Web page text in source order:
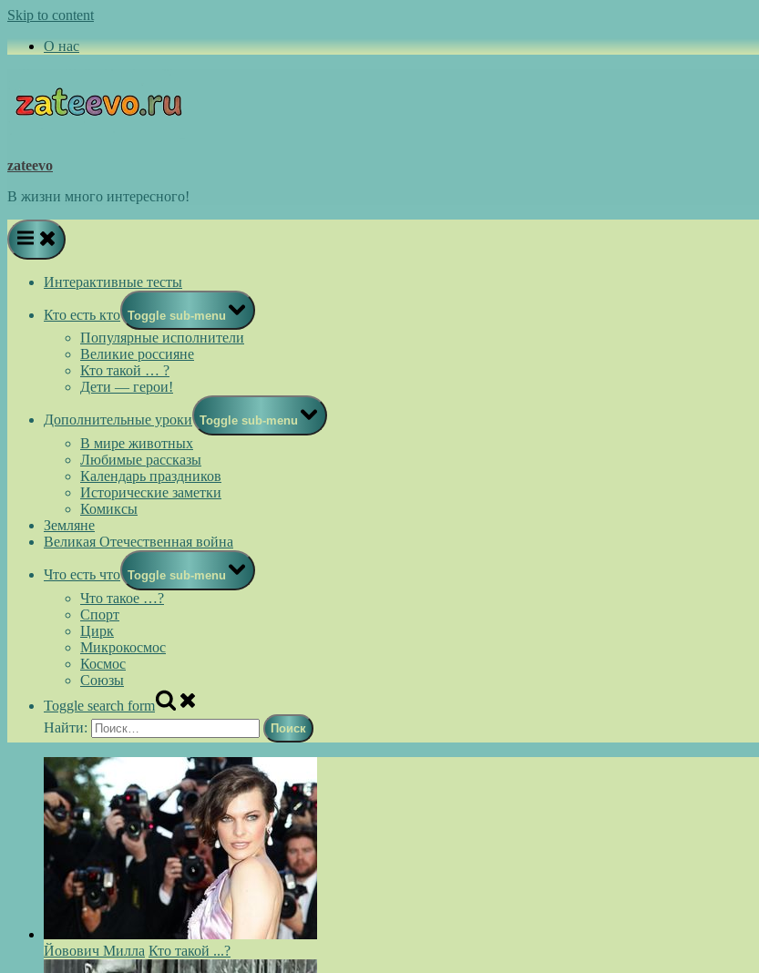
Skip to content
О нас
zateevo
В жизни много интересного!
Интерактивные тесты
Кто есть кто Toggle sub-menu
Популярные исполнители
Великие россияне
Кто такой … ?
Дети — герои!
Дополнительные уроки Toggle sub-menu
В мире животных
Любимые рассказы
Календарь праздников
Исторические заметки
Комиксы
Земляне
Великая Отечественная война
Что есть что Toggle sub-menu
Что такое …?
Спорт
Цирк
Микрокосмос
Космос
Союзы
Toggle search form
Найти:
Йовович Милла Кто такой ...?